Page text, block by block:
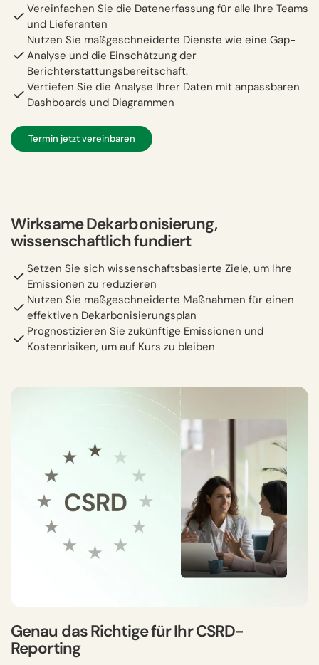
Vereinfachen Sie die Datenerfassung für alle Ihre Teams
und Lieferanten
Nutzen Sie maßgeschneiderte Dienste wie eine Gap-
Analyse und die Einschätzung der
Berichterstattungsbereitschaft.
Vertiefen Sie die Analyse Ihrer Daten mit anpassbaren
Dashboards und Diagrammen
Termin jetzt vereinbaren
Wirksame Dekarbonisierung,
wissenschaftlich fundiert
Setzen Sie sich wissenschaftsbasierte Ziele, um Ihre
Emissionen zu reduzieren
Nutzen Sie maßgeschneiderte Maßnahmen für einen
effektiven Dekarbonisierungsplan
Prognostizieren Sie zukünftige Emissionen und
Kostenrisiken, um auf Kurs zu bleiben
Genau das Richtige für Ihr CSRD-
Reporting